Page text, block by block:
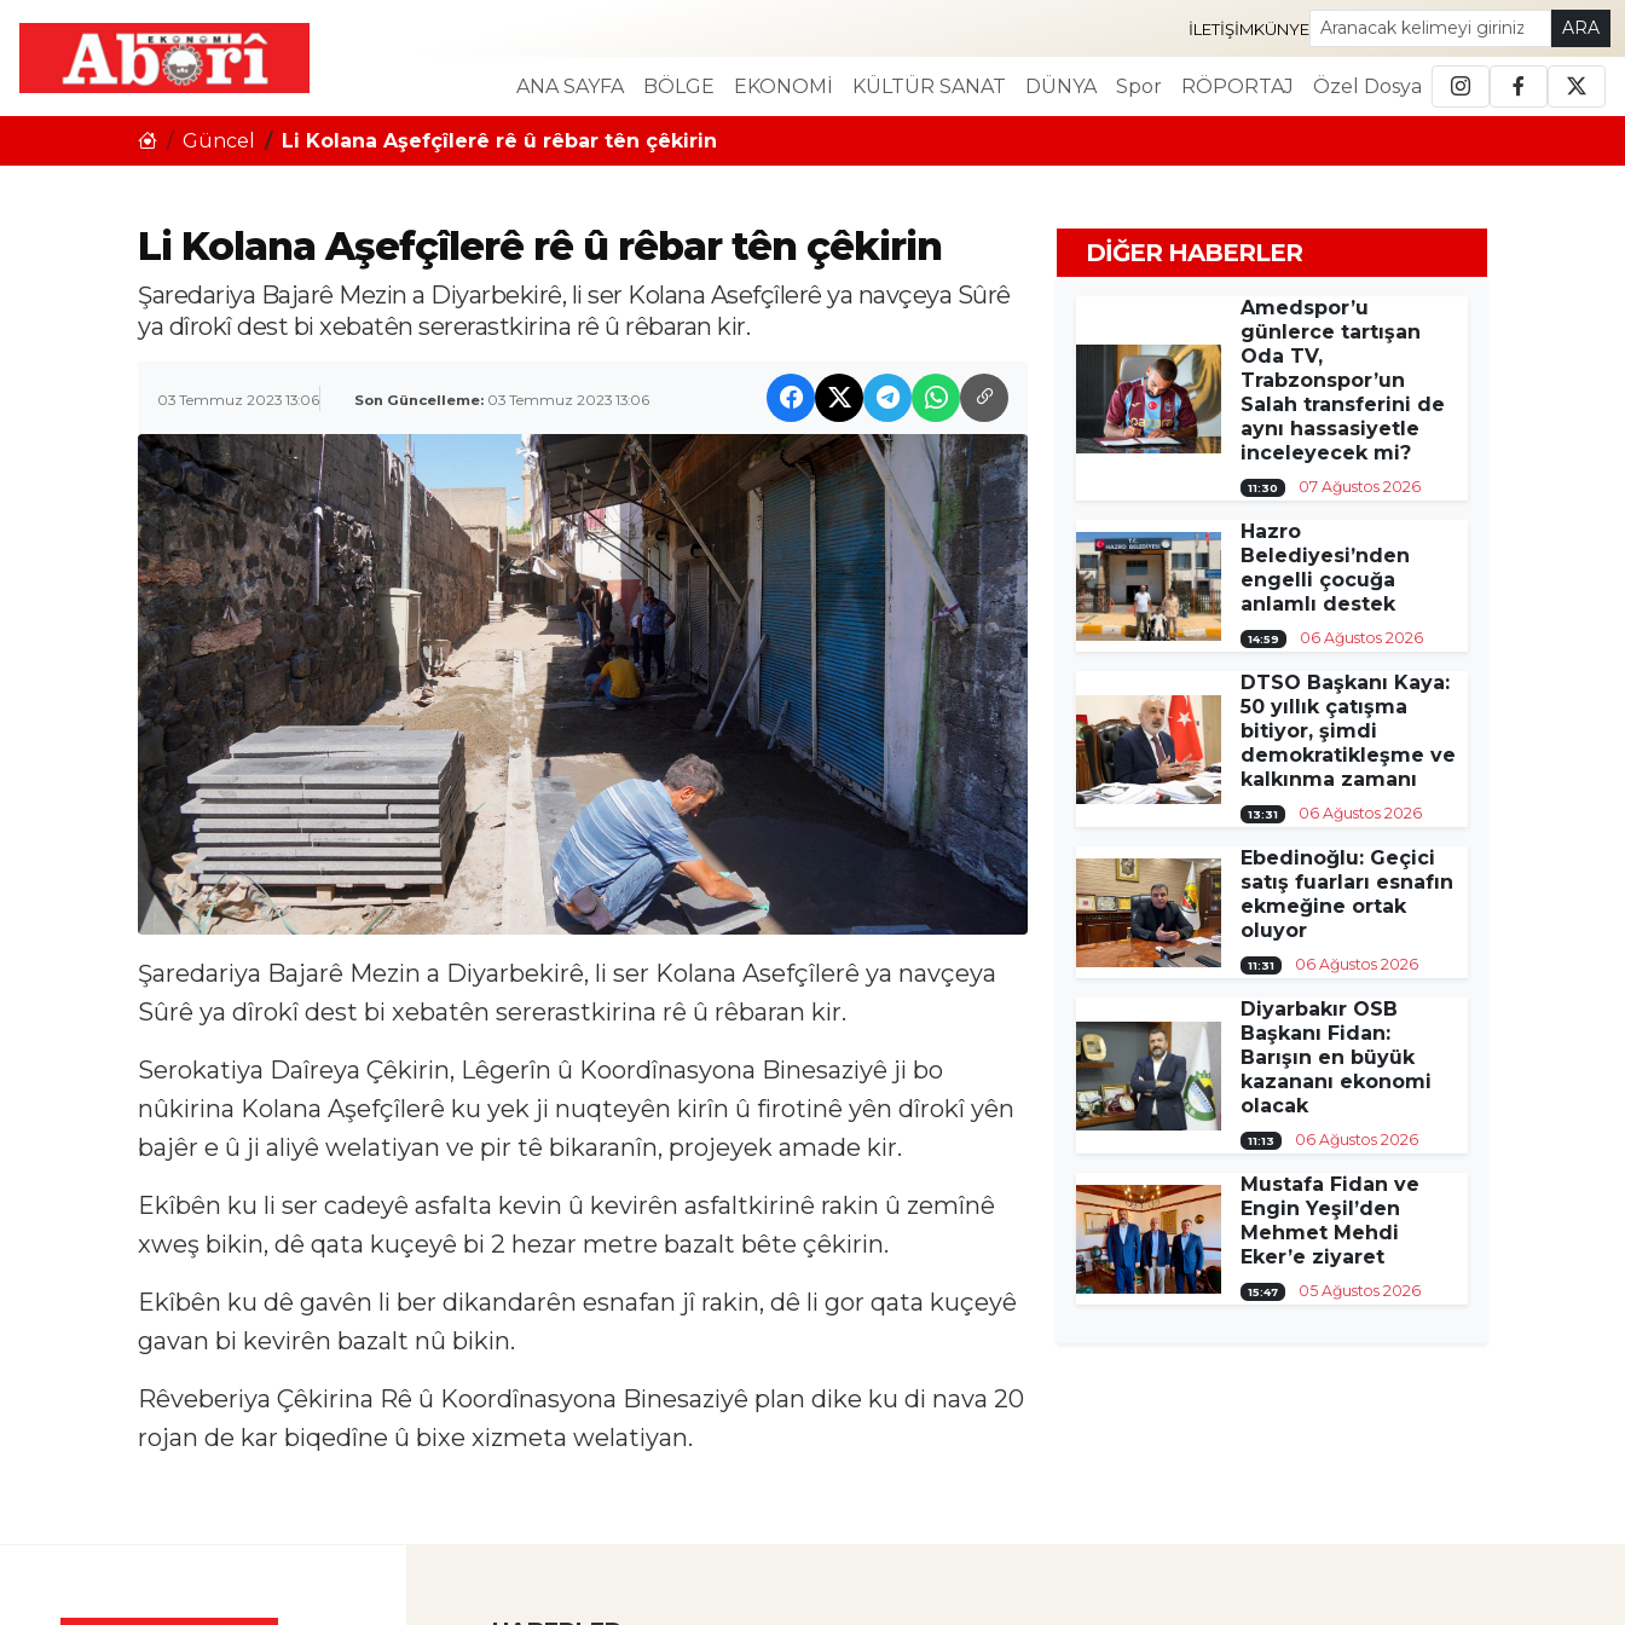
İLETIŞIMKÜNYE ARA
ANA SAYFA BÖLGE EKONOMİ KÜLTÜR SANAT DÜNYA Spor RÖPORTAJ Özel Dosya
Güncel Li Kolana Aşefçîlerê rê û rêbar tên çêkirin
Li Kolana Aşefçîlerê rê û rêbar tên çêkirin
Şaredariya Bajarê Mezin a Diyarbekirê, li ser Kolana Asefçîlerê ya navçeya Sûrê
ya dîrokî dest bi xebatên sererastkirina rê û rêbaran kir.
03 Temmuz 2023 13:06 Son Güncelleme: 03 Temmuz 2023 13:06
Şaredariya Bajarê Mezin a Diyarbekirê, li ser Kolana Asefçîlerê ya navçeya
Sûrê ya dîrokî dest bi xebatên sererastkirina rê û rêbaran kir.
Serokatiya Daîreya Çêkirin, Lêgerîn û Koordînasyona Binesaziyê ji bo
nûkirina Kolana Aşefçîlerê ku yek ji nuqteyên kirîn û firotinê yên dîrokî yên
bajêr e û ji aliyê welatiyan ve pir tê bikaranîn, projeyek amade kir.
Ekîbên ku li ser cadeyê asfalta kevin û kevirên asfaltkirinê rakin û zemînê
xweş bikin, dê qata kuçeyê bi 2 hezar metre bazalt bête çêkirin.
Ekîbên ku dê gavên li ber dikandarên esnafan jî rakin, dê li gor qata kuçeyê
gavan bi kevirên bazalt nû bikin.
Rêveberiya Çêkirina Rê û Koordînasyona Binesaziyê plan dike ku di nava 20
rojan de kar biqedîne û bixe xizmeta welatiyan.
DIĞER HABERLER
Amedspor’u
günlerce tartışan
Oda TV,
Trabzonspor’un
Salah transferini de
aynı hassasiyetle
inceleyecek mi?
11:30 07 Ağustos 2026
Hazro
Belediyesi’nden
engelli çocuğa
anlamlı destek
14:59 06 Ağustos 2026
DTSO Başkanı Kaya:
50 yıllık çatışma
bitiyor, şimdi
demokratikleşme ve
kalkınma zamanı
13:31 06 Ağustos 2026
Ebedinoğlu: Geçici
satış fuarları esnafın
ekmeğine ortak
oluyor
11:31 06 Ağustos 2026
Diyarbakır OSB
Başkanı Fidan:
Barışın en büyük
kazananı ekonomi
olacak
11:13 06 Ağustos 2026
Mustafa Fidan ve
Engin Yeşil’den
Mehmet Mehdi
Eker’e ziyaret
15:47 05 Ağustos 2026